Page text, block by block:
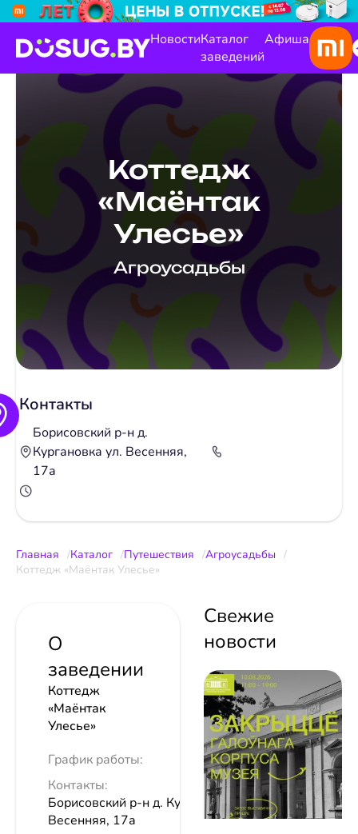
НовостиКаталог
заведений
Афиша
Коттедж
«Маёнтак
Улесье»
Агроусадьбы
Контакты
Борисовский р-н д.
Кургановка ул. Весенняя,
17а
Главная Каталог Путешествия
Агроусадьбы
Коттедж «Маёнтак Улесье»
О
заведении
Коттедж
«Маёнтак
Улесье»
График работы:
Контакты:
Борисовский р-н д. Кургановка ул.
Весенняя, 17а
Свежие
новости